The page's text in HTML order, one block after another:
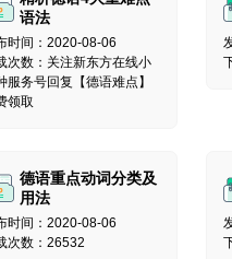
语法
时间：2020-08-06
次数：关注新东方在线小
服务号回复【德语难点】
领取
德语重点动词分类及
用法
时间：2020-08-06
次数：26532